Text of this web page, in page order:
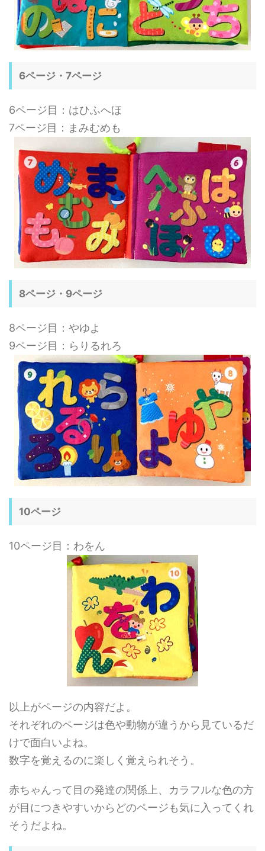
6ページ・7ページ
6ページ目：はひふへほ
7ページ目：まみむめも
8ページ・9ページ
8ページ目：やゆよ
9ページ目：らりるれろ
10ページ
10ページ目：わをん
以上がページの内容だよ。
それぞれのページは色や動物が違うから見ているだ
けで面白いよね。
数字を覚えるのに楽しく覚えられそう。
赤ちゃんって目の発達の関係上、カラフルな色の方
が目につきやすいからどのページも気に入ってくれ
そうだよね。